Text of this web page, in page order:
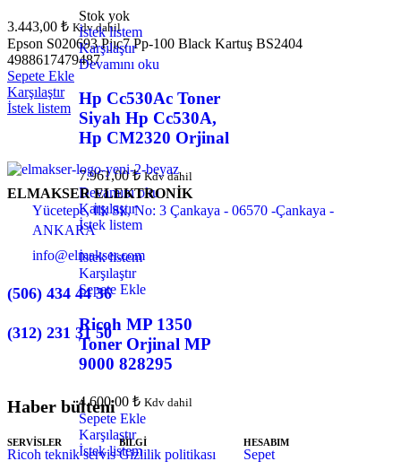
Stok yok
İstek listem
Karşılaştır
Devamını oku
Hp Cc530Ac Toner
Siyah Hp Cc530A,
Hp CM2320 Orjinal
7.961,00₺ Kdv dahil
Devamını oku
Karşılaştır
İstek listem
İstek listem
Karşılaştır
Sepete Ekle
Ricoh MP 1350
Toner Orjinal MP
9000 828295
4.600,00 ₺ Kdv dahil
Sepete Ekle
Karşılaştır
İstek listem
3.443,00 ₺ Kdv dahil
Epson S020693 Pjıc7 Pp-100 Black Kartuş BS2404
4988617479487
Sepete Ekle
Karşılaştır
İstek listem
ELMAKSER ELEKTRONİK
Yücetepe, İlk Sk, No: 3 Çankaya - 06570 -Çankaya -
ANKARA
info@elmakser.com
(506) 434 44 36
(312) 231 31 50
SERVİSLER
Ricoh teknik servis
BİLGİ
Gizlilik politikası
HESABIM
Sepet
Haber bülteni